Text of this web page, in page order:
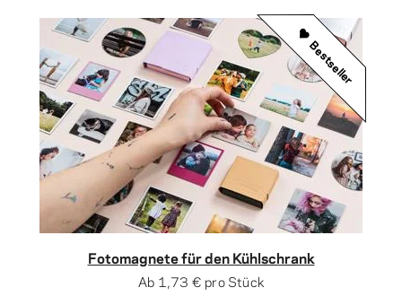
Fotomagnete für den Kühlschrank
Ab 1,73 € pro Stück
Bestseller